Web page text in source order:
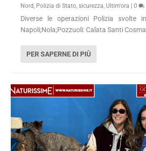
Nord, Polizia di Stato,sicurezza, Ultim'ora |0
Diverse le operazioni Polizia svolte
Napoli;Nola;Pozzuoli: Calata Santi
PER SAPERNE DI PIÙ